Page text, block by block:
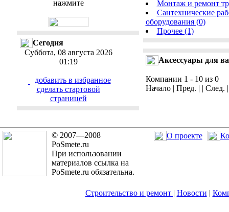
нажмите
Сегодня
Суббота, 08 августа 2026
01:19
добавить в избранное
cделать стартовой
страницей
Монтаж и ремонт
Сантехнические
оборудования (0)
Прочее (1)
Аксессуары для
Компании 1 - 10 из 0
Начало | Пред. | | След.
© 2007—2008
PoSmete.ru
При использовании
материалов ссылка на
PoSmete.ru обязательна.
О проекте
Строительство и ремонт | Новости |